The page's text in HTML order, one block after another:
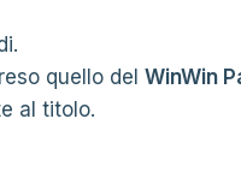
quello del WinWin
al titolo.